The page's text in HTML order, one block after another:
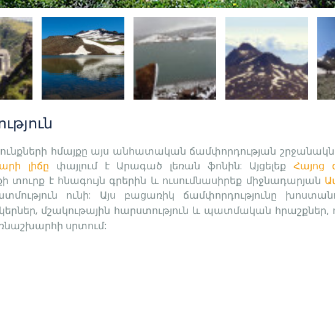
հմայքը այս անհատական ճամփորդության
լիճը փայլում է Արագած լեռան ֆոնին: ԱյցելեքՀայոց
տուրք է հնագույն գրերին և ուսումնասիրեք միջնադարյան
ունի: Այս բացառիկ ճամփորդությունը
, մշակութային հարստություն և պատմական հրաշքներ,
սրտում: